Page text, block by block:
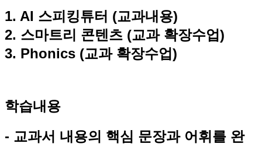
1. AI 스피킹튜터 (교과내용)
2. 스마트리 콘텐츠 (교과 확장수업)
3. Phonics (교과 확장수업)
학습내용
- 교과서 내용의 핵심 문장과 어휘를 완